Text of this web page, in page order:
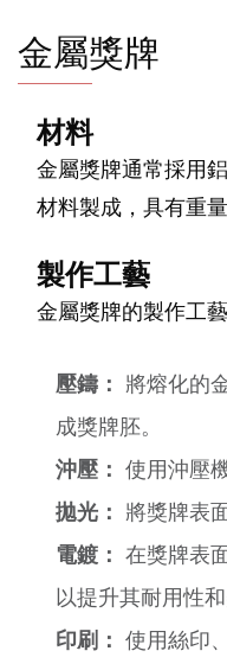
金屬獎牌
材料
金屬獎牌通常採用
材料製成，具有重
製作工藝
金屬獎牌的製作工
壓鑄：
將熔化的
成獎牌胚。
沖壓： 使用沖壓
拋光：
將獎牌表
電鍍： 在獎牌表
以提升其耐用性和
印刷： 使用絲印